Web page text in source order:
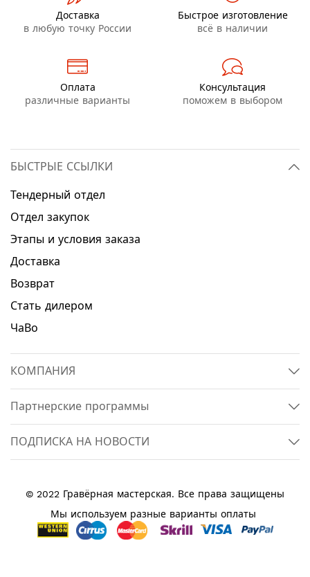
Доставка
в любую точку России
Быстрое изготовление
всё в наличии
Оплата
различные варианты
Консультация
поможем в выбором
БЫСТРЫЕ ССЫЛКИ
Тендерный отдел
Отдел закупок
Этапы и условия заказа
Доставка
Возврат
Стать дилером
ЧаВо
КОМПАНИЯ
Партнерские программы
ПОДПИСКА НА НОВОСТИ
© 2022 Гравёрная мастерская. Все права защищены
Мы используем разные варианты оплаты